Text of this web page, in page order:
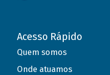
Acesso Rápido
Quem somos
Onde atuamos